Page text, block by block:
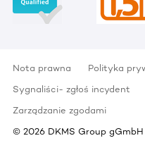
Nota prawna Polityka
Sygnaliści- zgłoś incydent
Zarządzanie zgodami
© 2026 DKMS Group gGmbH